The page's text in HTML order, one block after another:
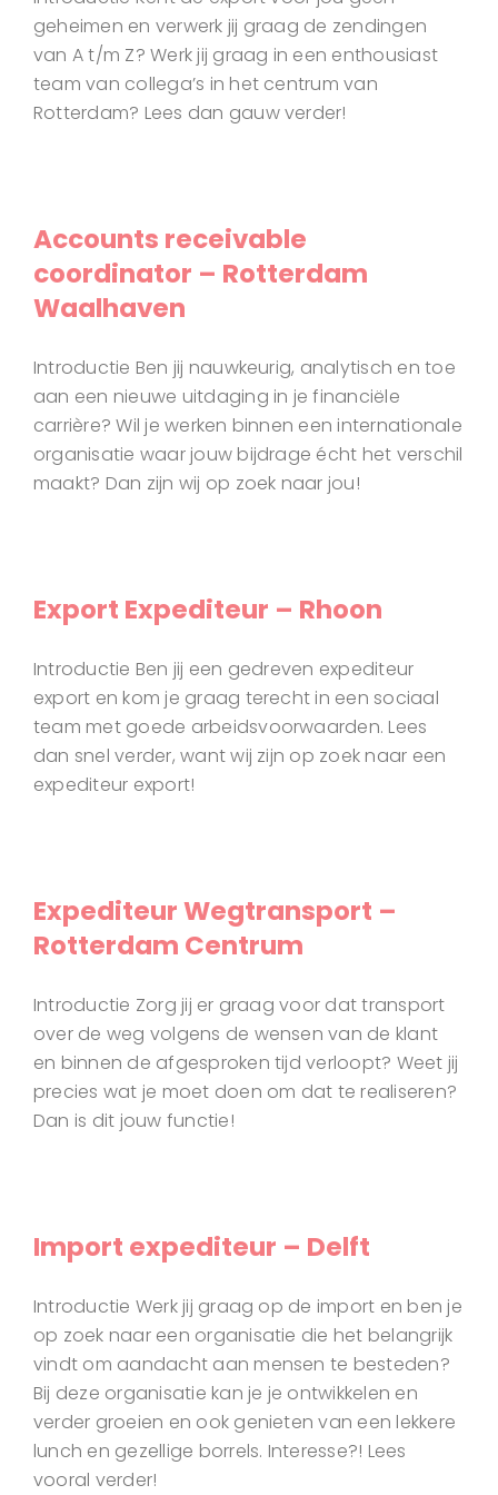
geheimen en verwerk jij graag de zendingen
van A t/m Z? Werk jij graag in een enthousiast
team van collega’s in het centrum van
Rotterdam? Lees dan gauw verder!
Accounts receivable
coordinator – Rotterdam
Waalhaven
Introductie Ben jij nauwkeurig, analytisch en toe
aan een nieuwe uitdaging in je financiële
carrière? Wil je werken binnen een internationale
organisatie waar jouw bijdrage écht het verschil
maakt? Dan zijn wij op zoek naar jou!
Export Expediteur – Rhoon
Introductie Ben jij een gedreven expediteur
export en kom je graag terecht in een sociaal
team met goede arbeidsvoorwaarden. Lees
dan snel verder, want wij zijn op zoek naar een
expediteur export!
Expediteur Wegtransport –
Rotterdam Centrum
Introductie Zorg jij er graag voor dat transport
over de weg volgens de wensen van de klant
en binnen de afgesproken tijd verloopt? Weet jij
precies wat je moet doen om dat te realiseren?
Dan is dit jouw functie!
Import expediteur – Delft
Introductie Werk jij graag op de import en ben je
op zoek naar een organisatie die het belangrijk
vindt om aandacht aan mensen te besteden?
Bij deze organisatie kan je je ontwikkelen en
verder groeien en ook genieten van een lekkere
lunch en gezellige borrels. Interesse?! Lees
vooral verder!